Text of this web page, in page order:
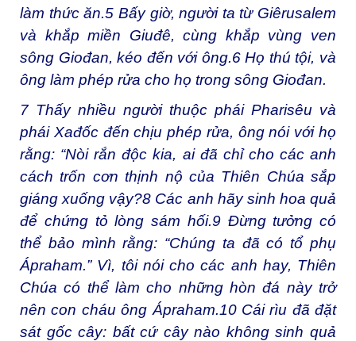
làm thức ăn.5 Bấy giờ, người ta từ Giêrusalem
và khắp miền Giuđê, cùng khắp vùng ven
sông Giođan, kéo đến với ông.6Họ thú tội, và
ông làm phép rửa cho họ trong sông Giođan.
7 Thấy nhiều người thuộc phái Pharisêu và
phái Xađốc đến chịu phép rửa, ông nói với họ
rằng: “Nòi rắn độc kia, ai đã chỉ cho các anh
cách trốn cơn thịnh nộ của Thiên Chúa sắp
giáng xuống vậy?8 Các anh hãy sinh hoa quả
để chứng tỏ lòng sám hối.9Đừng tưởng có
thể bảo mình rằng: “Chúng ta đã có tổ phụ
Ápraham.” Vì, tôi nói cho các anh hay, Thiên
Chúa có thể làm cho những hòn đá này trở
nên con cháu ông Ápraham.10Cái rìu đã đặt
sát gốc cây: bất cứ cây nào không sinh quả